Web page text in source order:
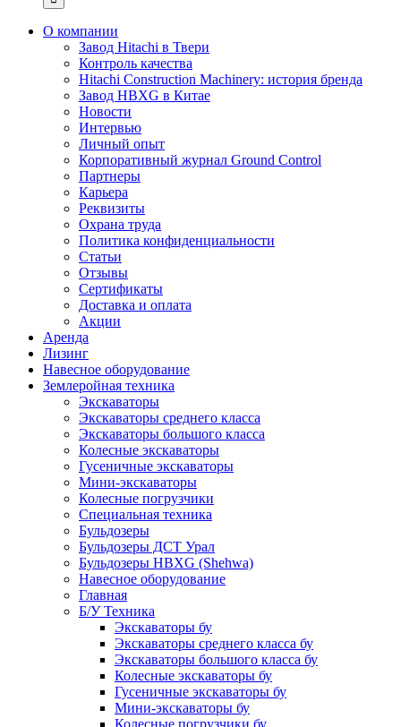
О компании
Завод Hitachi в Твери
Контроль качества
Hitachi Construction Machinery: история бренда
Завод HBXG в Китае
Новости
Интервью
Личный опыт
Корпоративный журнал Ground Control
Партнеры
Карьера
Реквизиты
Охрана труда
Политика конфиденциальности
Статьи
Отзывы
Сертификаты
Доставка и оплата
Акции
Аренда
Лизинг
Навесное оборудование
Землеройная техника
Экскаваторы
Экскаваторы среднего класса
Экскаваторы большого класса
Колесные экскаваторы
Гусеничные экскаваторы
Мини-экскаваторы
Колесные погрузчики
Специальная техника
Бульдозеры
Бульдозеры ДСТ Урал
Бульдозеры HBXG (Shehwa)
Навесное оборудование
Главная
Б/У Техника
Экскаваторы бу
Экскаваторы среднего класса бу
Экскаваторы большого класса бу
Колесные экскаваторы бу
Гусеничные экскаваторы бу
Мини-экскаваторы бу
Колесные погрузчики бу